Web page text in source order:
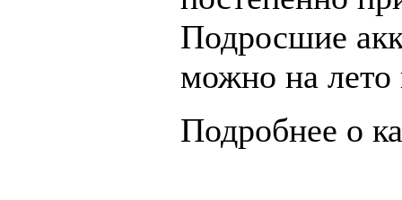
Подросшие
можно на лето
Подробнее о